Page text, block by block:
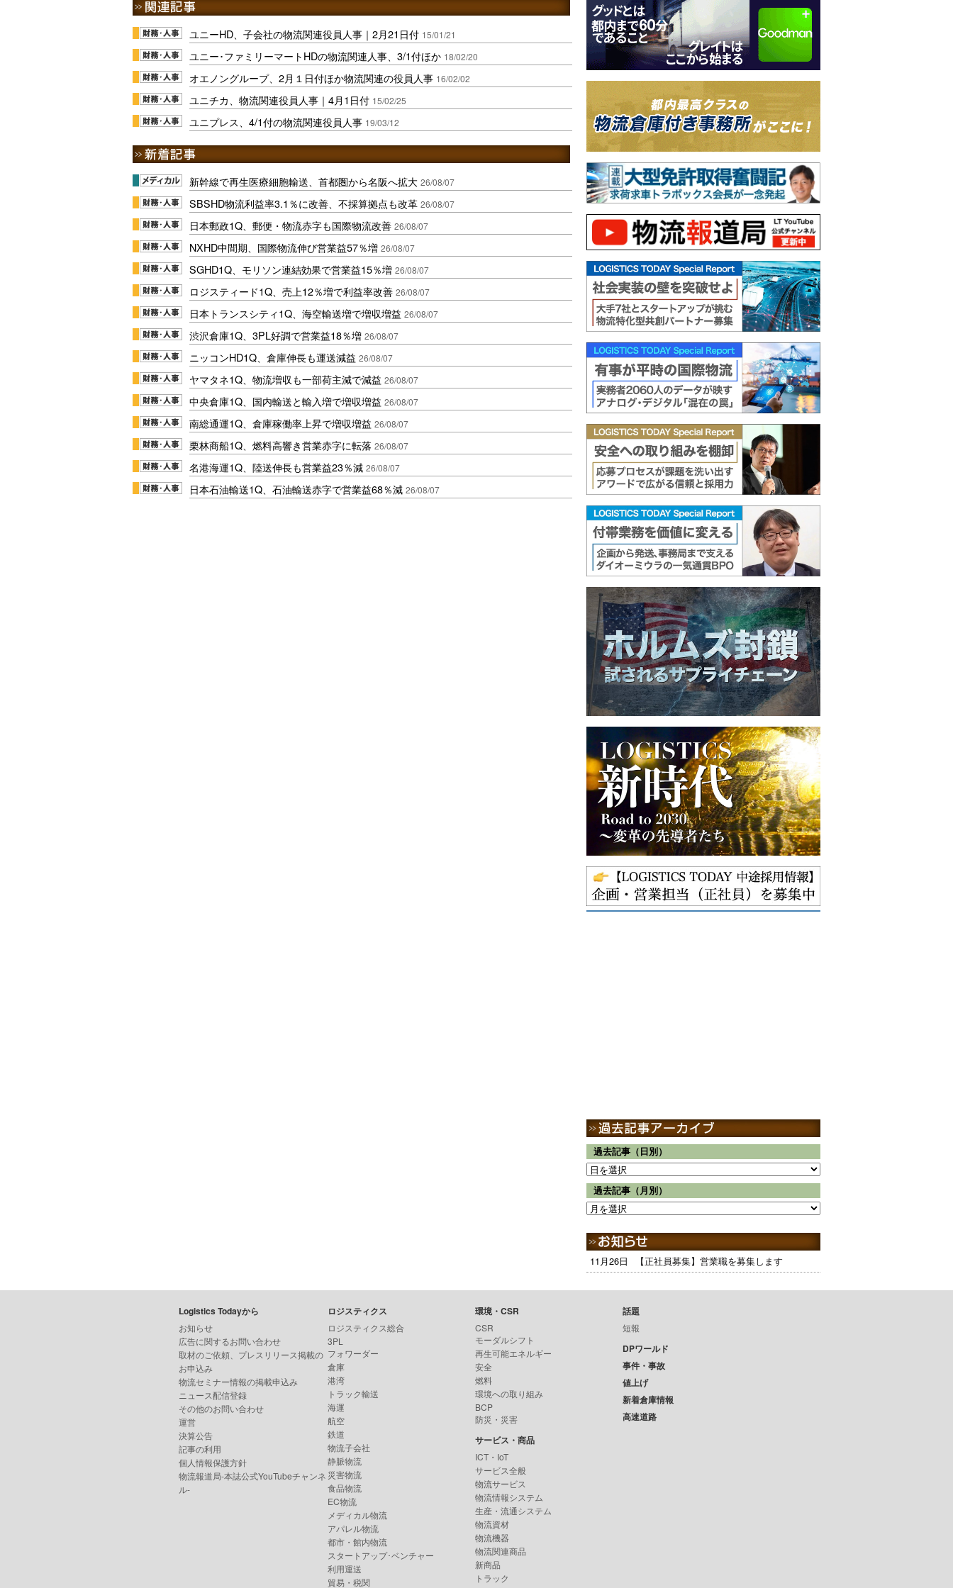
ユニーHD、子会社の物流関連役員人事｜2月21日付 15/01/21
ユニー･ファミリーマートHDの物流関連人事、3/1付ほか 18/02/20
オエノングループ、2月１日付ほか物流関連の役員人事 16/02/02
ユニチカ、物流関連役員人事｜4月1日付 15/02/25
ユニプレス、4/1付の物流関連役員人事 19/03/12
新幹線で再生医療細胞輸送、首都圏から名阪へ拡大 26/08/07
SBSHD物流利益率3.1％に改善、不採算拠点も改革 26/08/07
日本郵政1Q、郵便・物流赤字も国際物流改善 26/08/07
NXHD中間期、国際物流伸び営業益57％増 26/08/07
SGHD1Q、モリソン連結効果で営業益15％増 26/08/07
ロジスティード1Q、売上12％増で利益率改善 26/08/07
日本トランスシティ1Q、海空輸送増で増収増益 26/08/07
渋沢倉庫1Q、3PL好調で営業益18％増 26/08/07
ニッコンHD1Q、倉庫伸長も運送減益 26/08/07
ヤマタネ1Q、物流増収も一部荷主減で減益 26/08/07
中央倉庫1Q、国内輸送と輸入増で増収増益 26/08/07
南総通運1Q、倉庫稼働率上昇で増収増益 26/08/07
栗林商船1Q、燃料高響き営業赤字に転落 26/08/07
名港海運1Q、陸送伸長も営業益23％減 26/08/07
日本石油輸送1Q、石油輸送赤字で営業益68％減 26/08/07
過去記事（日別）
過去記事（月別）
11月26日 【正社員募集】営業職を募集します
Logistics Todayから
お知らせ
広告に関するお問い合わせ
取材のご依頼、プレスリリース掲載の
お申込み
物流セミナー情報の掲載申込み
ニュース配信登録
その他のお問い合わせ
運営
決算公告
記事の利用
個人情報保護方針
物流報道局-本誌公式YouTubeチャンネ
ル-
ロジスティクス
ロジスティクス総合
3PL
フォワーダー
倉庫
港湾
トラック輸送
海運
航空
鉄道
物流子会社
静脈物流
災害物流
食品物流
EC物流
メディカル物流
アパレル物流
都市・館内物流
スタートアップ･ベンチャー
利用運送
貿易・税関
環境・CSR
CSR
モーダルシフト
再生可能エネルギー
安全
燃料
環境への取り組み
BCP
防災・災害
サービス・商品
ICT・IoT
サービス全般
物流サービス
物流情報システム
生産・流通システム
物流資材
物流機器
物流関連商品
新商品
トラック
話題
短報
DPワールド
事件・事故
値上げ
新着倉庫情報
高速道路